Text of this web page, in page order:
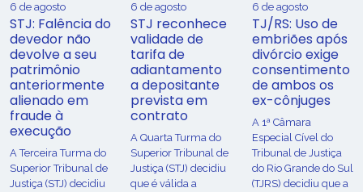
6 de agosto
STJ: Falência do
devedor não
devolve a seu
patrimônio
anteriormente
alienado em
fraude à
execução
A Terceira Turma do
Superior Tribunal de
Justiça (STJ) decidiu
6 de agosto
STJ reconhece
validade de
tarifa de
adiantamento
a depositante
prevista em
contrato
A Quarta Turma do
Superior Tribunal de
Justiça (STJ) decidiu
que é válida a
6 de agosto
TJ/RS: Uso de
embriões após
divórcio exige
consentimento
de ambos os
ex-cônjuges
A 1ª Câmara
Especial Cível do
Tribunal de Justiça
do Rio Grande do Sul
(TJRS) decidiu que a